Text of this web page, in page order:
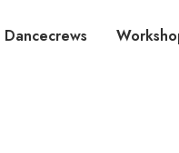
Dancecrews